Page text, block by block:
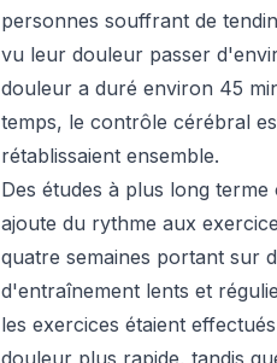
personnes souffrant de
vu leur douleur passer
douleur a duré environ 45
temps, le contrôle cérébral
rétablissaient ensemble.
Des études à plus long
ajoute du rythme aux
quatre semaines portant sur
d'entraînement lents et
les exercices étaient
douleur plus rapide, tandis